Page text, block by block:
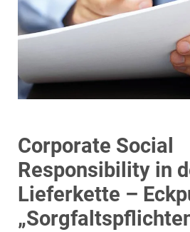
Corporate Social
Responsibility in
Lieferkette –